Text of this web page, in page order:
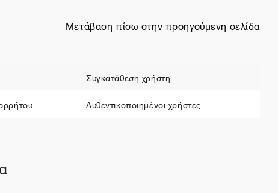
Μετάβαση πίσω στην προηγούμενη σελίδα
Συγκατάθεση χρήστη
Αυθεντικοποιημένοι χρήστες